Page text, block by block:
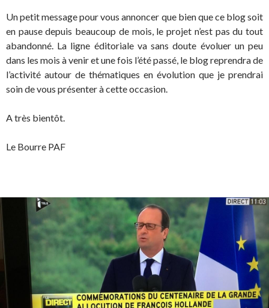
Un petit message pour vous annoncer que bien que ce blog soit
en pause depuis beaucoup de mois, le projet n’est pas du tout
abandonné. La ligne éditoriale va sans doute évoluer un peu
dans les mois à venir et une fois l’été passé, le blog reprendra de
l’activité autour de thématiques en évolution que je prendrai
soin de vous présenter à cette occasion.
A très bientôt.
Le Bourre PAF